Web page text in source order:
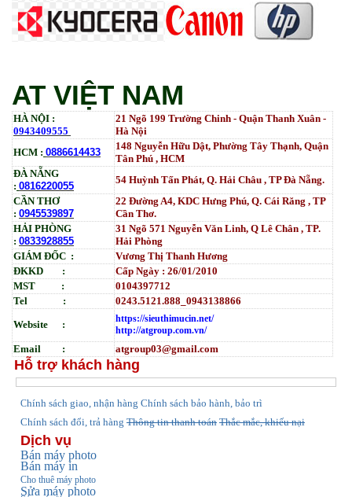
M611x | M612dn | M612x | MFP M634 | MFP M635 |
MFP M636_W1470A (10.5K)_ Có chip_HALLOYA
Tham Khảo
AT VIỆT NAM
HÀ NỘI :
0943409555
21 Ngõ 199 Trường Chinh - Quận Thanh Xuân -
Hà Nội
HCM : 0886614433
148 Nguyễn Hữu Dật, Phường Tây Thạnh, Quận
Tân Phú , HCM
ĐÀ NẴNG
: 0816220055
54 Huỳnh Tấn Phát, Q. Hải Châu , TP Đà Nẵng.
CẦN THƠ
: 0945539897
22 Đường A4, KDC Hưng Phú, Q. Cái Răng , TP
Cần Thơ.
HẢI PHÒNG
: 0833928855
31 Ngõ 571 Nguyễn Văn Linh, Q Lê Chân , TP.
Hải Phòng
GIÁM ĐỐC :
Vương Thị Thanh Hương
ĐKKD :
Cấp Ngày : 26/01/2010
MST :
0104397712
Tel :
0243.5121.888_0943138866
Website :
https://sieuthimucin.net/
http://atgroup.com.vn/
Email : atgroup03@gmail.com
Hỗ trợ khách hàng
Chính sách giao, nhận hàng Chính sách bảo hành, bảo trì
Chính sách đổi, trả hàng Thông tin thanh toán Thắc mắc, khiếu nại
Dịch vụ
Bán máy photo
Bán máy in
Cho thuê máy photo
Sửa máy photo